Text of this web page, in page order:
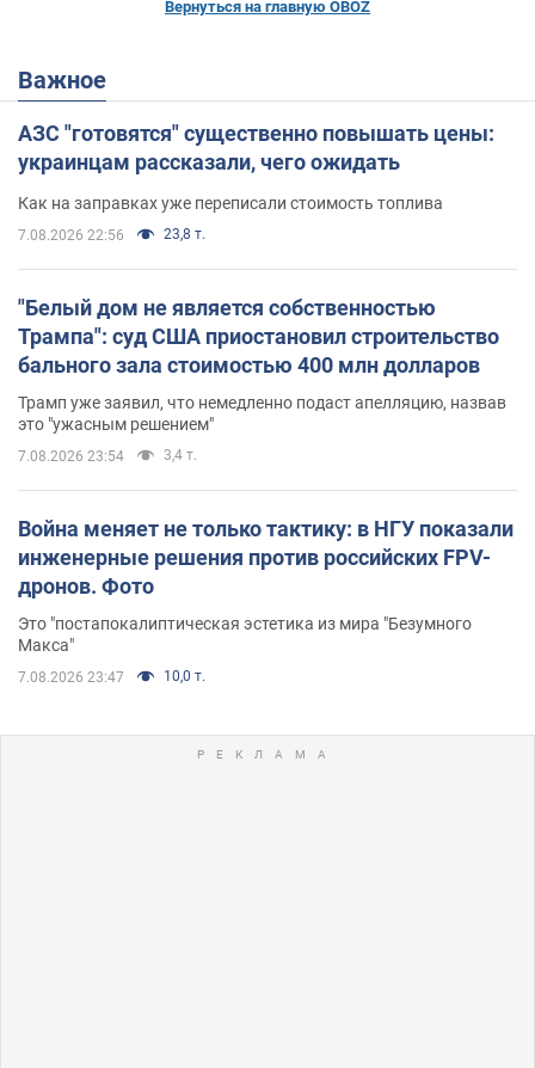
Вернуться на главную OBOZ
Важное
АЗС "готовятся" существенно повышать цены:
украинцам рассказали, чего ожидать
Как на заправках уже переписали стоимость топлива
7.08.2026 22:56 23,8 т.
"Белый дом не является собственностью
Трампа": суд США приостановил строительство
бального зала стоимостью 400 млн долларов
Трамп уже заявил, что немедленно подаст апелляцию, назвав
это "ужасным решением"
7.08.2026 23:54 3,4 т.
Война меняет не только тактику: в НГУ показали
инженерные решения против российских FPV-
дронов. Фото
Это "постапокалиптическая эстетика из мира "Безумного
Макса"
7.08.2026 23:47 10,0 т.